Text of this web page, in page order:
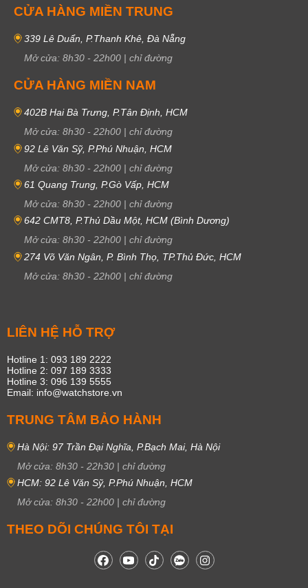
CỬA HÀNG MIỀN TRUNG
339 Lê Duẩn, P.Thanh Khê, Đà Nẵng
Mở cửa: 8h30 - 22h00 | chỉ đường
CỬA HÀNG MIỀN NAM
402B Hai Bà Trưng, P.Tân Định, HCM
Mở cửa: 8h30 - 22h00 | chỉ đường
92 Lê Văn Sỹ, P.Phú Nhuận, HCM
Mở cửa: 8h30 - 22h00 | chỉ đường
61 Quang Trung, P.Gò Vấp, HCM
Mở cửa: 8h30 - 22h00 | chỉ đường
642 CMT8, P.Thủ Dầu Một, HCM (Bình Dương)
Mở cửa: 8h30 - 22h00 | chỉ đường
274 Võ Văn Ngân, P. Bình Thọ, TP.Thủ Đức, HCM
Mở cửa: 8h30 - 22h00 | chỉ đường
LIÊN HỆ HỖ TRỢ
Hotline 1: 093 189 2222
Hotline 2: 097 189 3333
Hotline 3: 096 139 5555
Email: info@watchstore.vn
TRUNG TÂM BẢO HÀNH
Hà Nội: 97 Trần Đại Nghĩa, P.Bạch Mai, Hà Nội
Mở cửa: 8h30 - 22h30 | chỉ đường
HCM: 92 Lê Văn Sỹ, P.Phú Nhuận, HCM
Mở cửa: 8h30 - 22h00 | chỉ đường
THEO DÕI CHÚNG TÔI TẠI